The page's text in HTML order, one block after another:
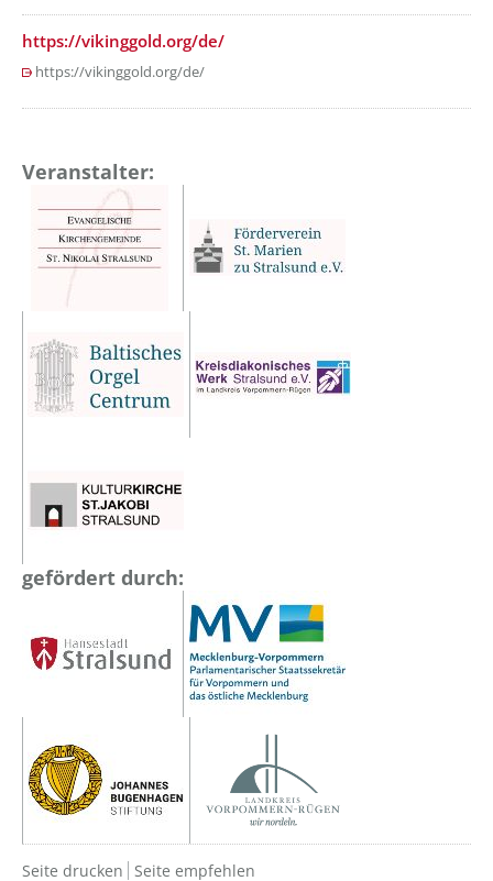
https://vikinggold.org/de/
https://vikinggold.org/de/
Veranstalter:
gefördert durch:
Seite drucken Seite empfehlen